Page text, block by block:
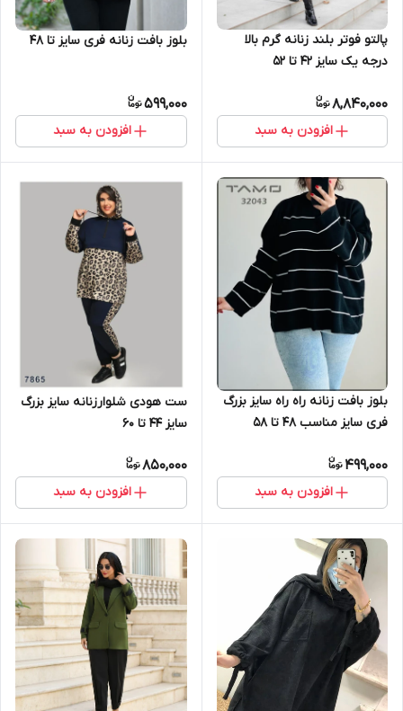
پالتو فوتر بلند زنانه گرم بالا
درجه یک سایز ۴۲ تا ۵۲
8,840,000
افزودن به سبد
بلوز بافت زنانه فری سایز تا ۴۸
599,000
افزودن به سبد
بلوز بافت زنانه راه راه سایز بزرگ
فری سایز مناسب ۴۸ تا ۵۸
499,000
افزودن به سبد
ست هودی شلوارزنانه سایز بزرگ
سایز ۴۴ تا ۶۰
850,000
افزودن به سبد